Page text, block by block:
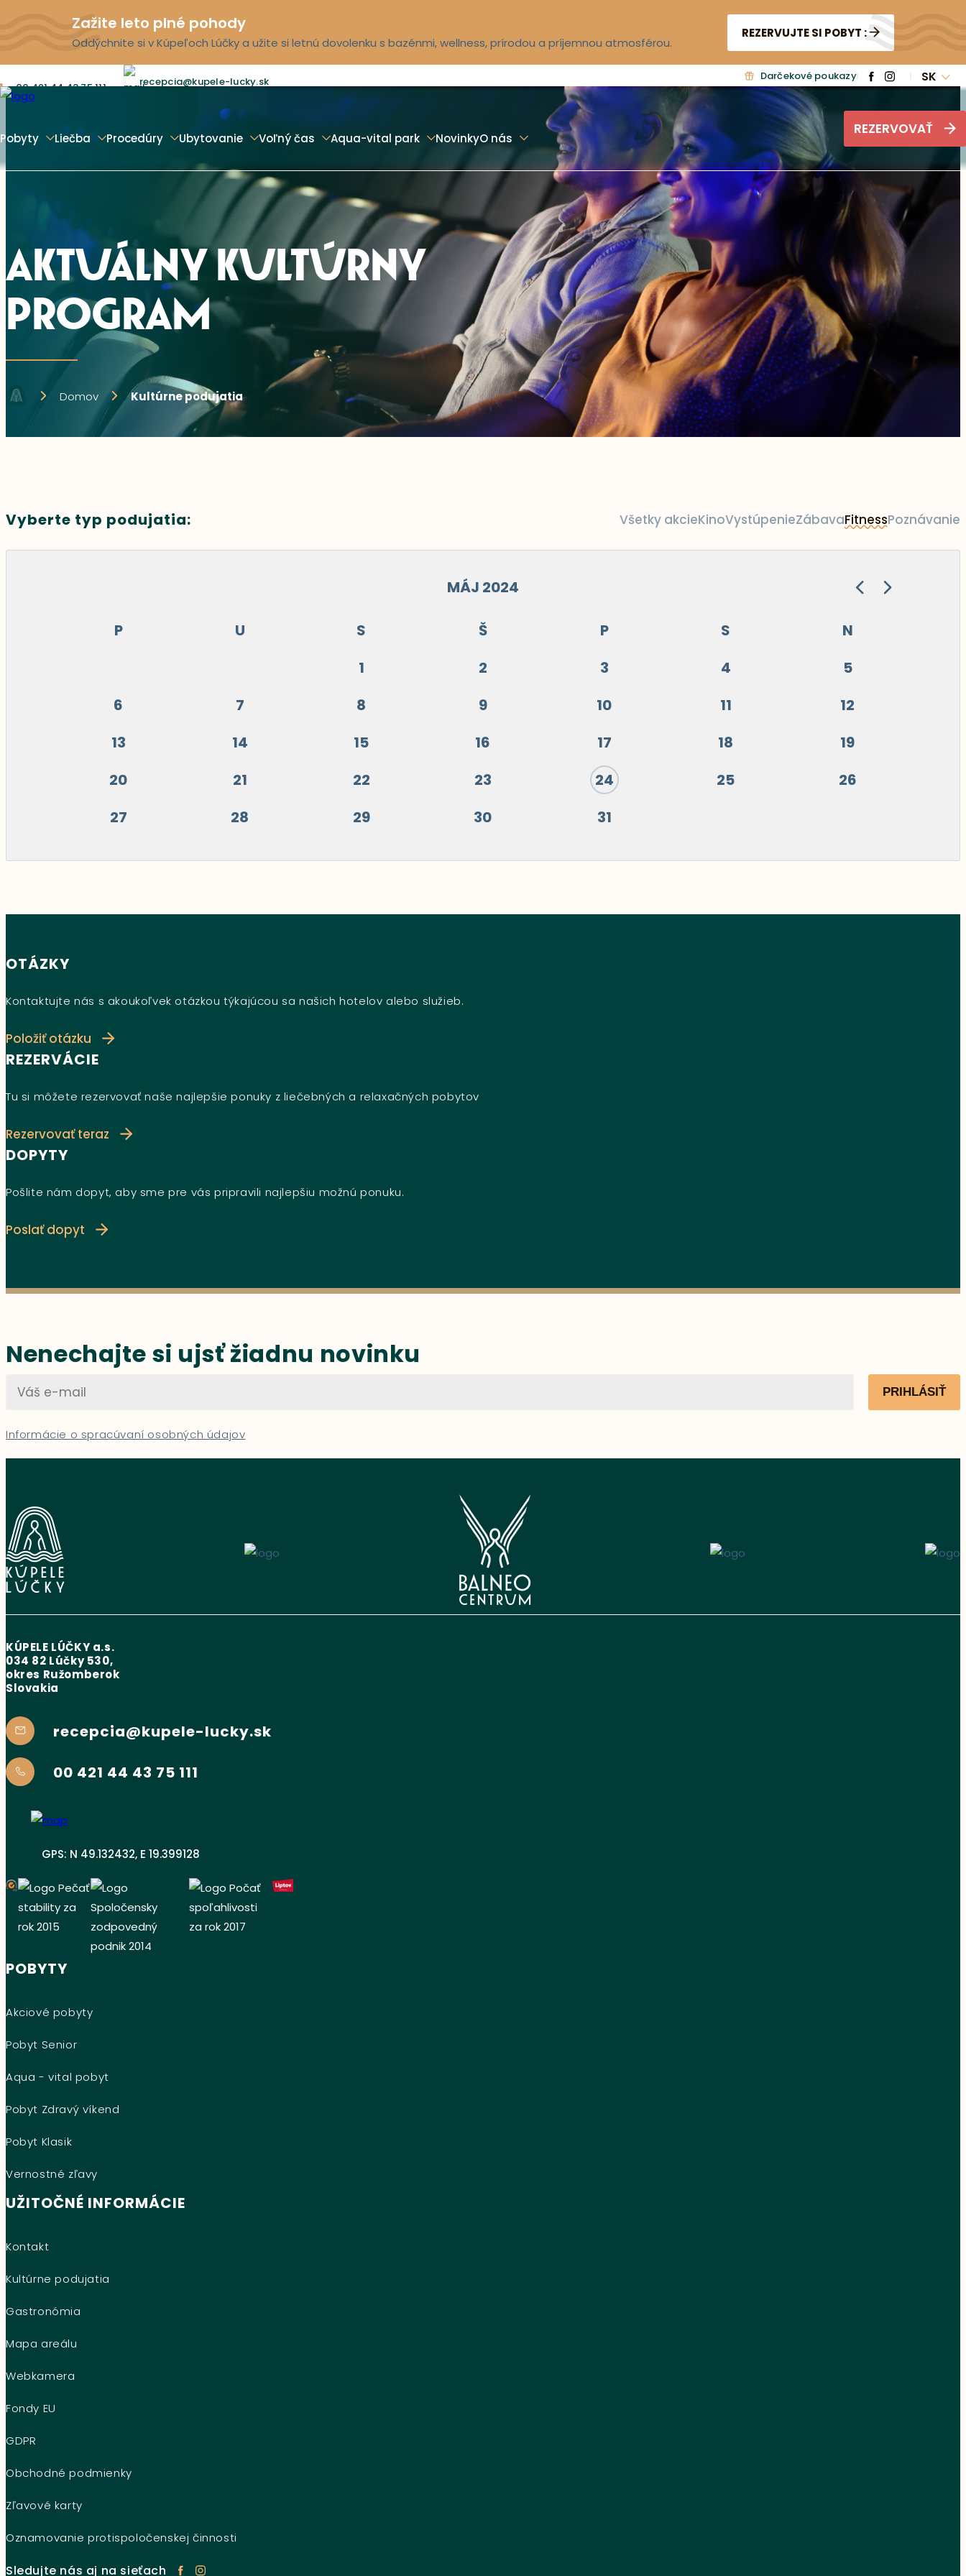
Zažite leto plné pohody
Oddýchnite si v Kúpeľoch Lúčky a užite si letnú dovolenku s bazénmi, wellness, prírodou a príjemnou atmosférou.
REZERVUJTE SI POBYT :
00 421 44 43 75 111 recepcia@kupele-lucky.sk Darčekové poukazy SK
Pobyty Liečba Procedúry Ubytovanie Voľný čas Aqua-vital park NovinkyO nás
REZERVOVAŤ
AKTUÁLNY KULTÚRNY
PROGRAM
Domov Kultúrne podujatia
Vyberte typ podujatia: Všetky akcieKinoVystúpenieZábavaFitnessPoznávanie
MÁJ 2024
P U S Š P S
N
1
2 3 4
5
6
7 8 9 10 11
12
13
14 15 16 17 18
19
20
21 22 23 24 25
26
27
28 29 30 31
OTÁZKY
Kontaktujte nás s akoukoľvek otázkou týkajúcou sa našich hotelov alebo služieb.
Položiť otázku
REZERVÁCIE
Tu si môžete rezervovať naše najlepšie ponuky z liečebných a relaxačných pobytov
Rezervovať teraz
DOPYTY
Pošlite nám dopyt, aby sme pre vás pripravili najlepšiu možnú ponuku.
Poslať dopyt
Nenechajte si ujsť žiadnu novinku
PRIHLÁSIŤ
Informácie o spracúvaní osobných údajov
KÚPELE LÚČKY a.s.
034 82 Lúčky 530,
okres Ružomberok
Slovakia
recepcia@kupele-lucky.sk
00 421 44 43 75 111
GPS: N 49.132432, E 19.399128
POBYTY
Akciové pobyty
Pobyt Senior
Aqua - vital pobyt
Pobyt Zdravý víkend
Pobyt Klasik
Vernostné zľavy
UŽITOČNÉ INFORMÁCIE
Kontakt
Kultúrne podujatia
Gastronómia
Mapa areálu
Webkamera
Fondy EU
GDPR
Obchodné podmienky
Zľavové karty
Oznamovanie protispoločenskej činnosti
Sledujte nás aj na sieťach